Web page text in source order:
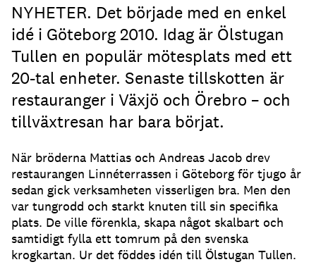
NYHETER. Det började med en enkel
idé i Göteborg 2010. Idag är Ölstugan
Tullen en populär mötesplats med ett
20-tal enheter. Senaste tillskotten är
restauranger i Växjö och Örebro – och
tillväxtresan har bara börjat.
När bröderna Mattias och Andreas Jacob drev
restaurangen Linnéterrassen i Göteborg för tjugo år
sedan gick verksamheten visserligen bra. Men den
var tungrodd och starkt knuten till sin specifika
plats. De ville förenkla, skapa något skalbart och
samtidigt fylla ett tomrum på den svenska
krogkartan. Ur det föddes idén till Ölstugan Tullen.